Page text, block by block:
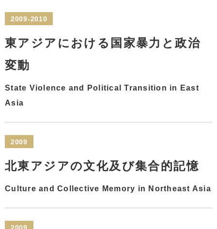
2009-2010
東アジアにおける国家暴力と政治
変動
State Violence and Political Transition in East
Asia
2009
北東アジアの文化及び集合的記憶
Culture and Collective Memory in Northeast Asia